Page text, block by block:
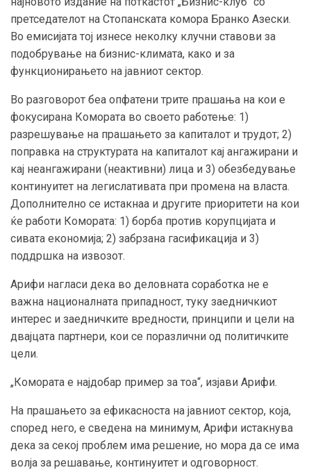
претседателот на Стопанската комора Бранко Азески.
Во емисијата тој изнесе неколку клучни ставови за
подобрување на бизнис-климата, како и за
функционирањето на јавниот сектор.
Во разговорот беа опфатени трите прашања на кои е
фокусирана Комората во своето работење: 1)
разрешување на прашањето за капиталот и трудот; 2)
поправка на структурата на капиталот кај ангажирани и
кај неангажирани (неактивни) лица и 3) обезбедување
континуитет на легислативата при промена на власта.
Дополнително се истакнаа и другите приоритети на кои
ќе работи Комората: 1) борба против корупцијата и
сивата економија; 2) забрзана гасификација и 3)
поддршка на извозот.
Арифи нагласи дека во деловната соработка не е
важна националната припадност, туку заедничкиот
интерес и заедничките вредности, принципи и цели на
двајцата партнери, кои се поразлични од политичките
цели.
„Комората е најдобар пример за тоа“, изјави Арифи.
На прашањето за ефикасноста на јавниот сектор, која,
според него, е сведена на минимум, Арифи истакнува
дека за секој проблем има решение, но мора да се има
волја за решавање, континуитет и одговорност.